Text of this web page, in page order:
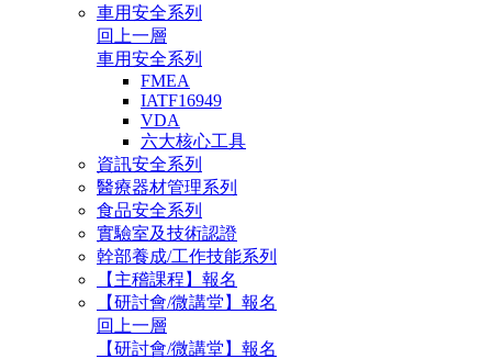
車用安全系列
回上一層
車用安全系列
FMEA
IATF16949
VDA
六大核心工具
資訊安全系列
醫療器材管理系列
食品安全系列
實驗室及技術認證
幹部養成/工作技能系列
【主稽課程】報名
【研討會/微講堂】報名
回上一層
【研討會/微講堂】報名